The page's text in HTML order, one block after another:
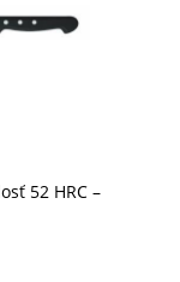
52 HRC –